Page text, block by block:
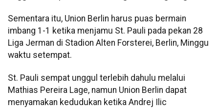
Sementara itu, Union Berlin harus puas bermain
imbang 1-1 ketika menjamu St. Pauli pada pekan 28
Liga Jerman di Stadion Alten Forsterei, Berlin, Minggu
waktu setempat.
St. Pauli sempat unggul terlebih dahulu melalui
Mathias Pereira Lage, namun Union Berlin dapat
menyamakan kedudukan ketika Andrej Ilic